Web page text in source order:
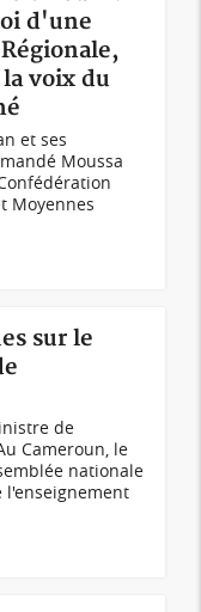
d'une
voix du
et ses
Moussa
Moyennes
sur le
de
Cameroun, le
nationale